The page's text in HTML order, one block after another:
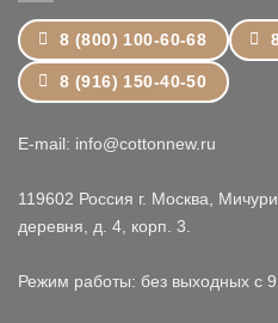
8 (800) 100-60-68
8 (916) 150-40-50
E-mail: info@cottonnew.ru
119602 Россия г. Москва,
деревня, д. 4, корп. 3.
Режим работы: без выходных с